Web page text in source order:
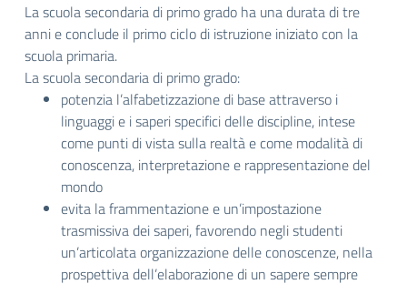
La scuola secondaria di primo grado ha una durata di tre
anni e conclude il primo ciclo di istruzione iniziato con la
scuola primaria.
La scuola secondaria di primo grado:
potenzia l’alfabetizzazione di base attraverso i
linguaggi e i saperi specifici delle discipline, intese
come punti di vista sulla realtà e come modalità di
conoscenza, interpretazione e rappresentazione del
mondo
evita la frammentazione e un’impostazione
trasmissiva dei saperi, favorendo negli studenti
un’articolata organizzazione delle conoscenze, nella
prospettiva dell’elaborazione di un sapere sempre